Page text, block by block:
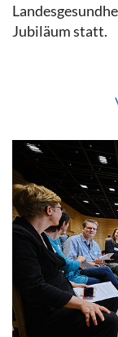
Jubiläum statt.